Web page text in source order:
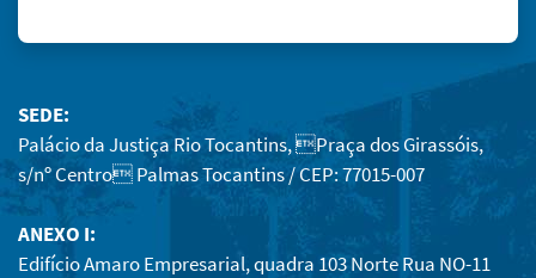
SEDE:
Palácio da Justiça Rio Tocantins, Praça dos Girassóis,
s/nº Centro Palmas Tocantins / CEP: 77015-007
ANEXO I:
Edifício Amaro Empresarial, quadra 103 Norte Rua NO-11